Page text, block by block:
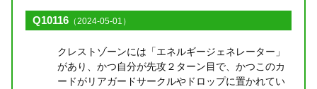
Q10116 （2024-05-01）
クレストゾーンには「エネルギージェネレーター」
があり、かつ自分が先攻２ターン目で、かつこのカ
ードがリアガードサークルやドロップに置かれてい